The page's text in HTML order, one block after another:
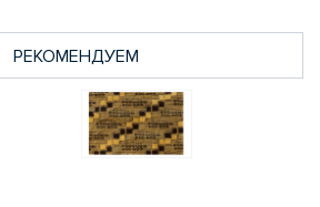
РЕКОМЕНДУЕМ